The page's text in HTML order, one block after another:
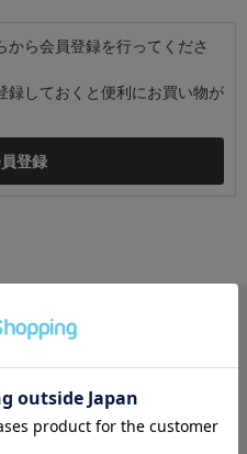
ら会員登録を行ってくださ
録しておくと便利にお買い物が